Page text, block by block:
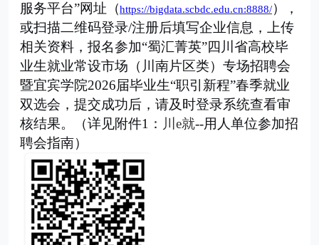
服务平台”网址 （https://bigdata.scbdc.edu.cn:8888/），
或扫描二维码登录/注册后填写企业信息，上传
相关资料，报名参加“蜀汇菁英”四川省高校毕
业生就业常设市场（川南片区类）专场招聘会
暨宜宾学院2026届毕业生“职引新程”春季就业
双选会，提交成功后， 请及时登录系统查看审
核结果。（详见附件1 ： 川 e就--用人单位参加招
聘会指南）